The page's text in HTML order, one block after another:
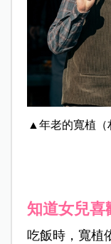
▲年老的寬植（
知道女兒喜
吃飯時，寬植